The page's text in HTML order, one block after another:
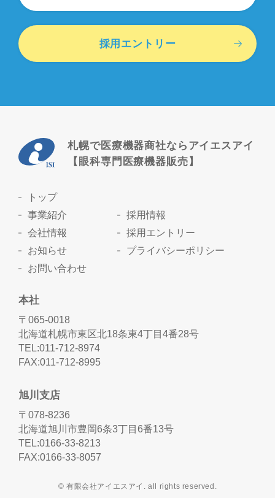
採用エントリー
札幌で医療機器商社ならアイエスアイ
【眼科専門医療機器販売】
トップ
事業紹介
会社情報
お知らせ
お問い合わせ
採用情報
採用エントリー
プライバシーポリシー
本社
〒065-0018
北海道札幌市東区北18条東4丁目4番28号
TEL:011-712-8974
FAX:011-712-8995
旭川支店
〒078-8236
北海道旭川市豊岡6条3丁目6番13号
TEL:0166-33-8213
FAX:0166-33-8057
© 有限会社アイエスアイ. all rights reserved.